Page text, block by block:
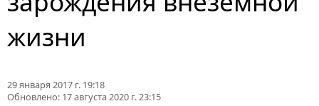
жизни
29 января 2017 г. 19:18
Обновлено: 17 августа 2020 г. 23:15